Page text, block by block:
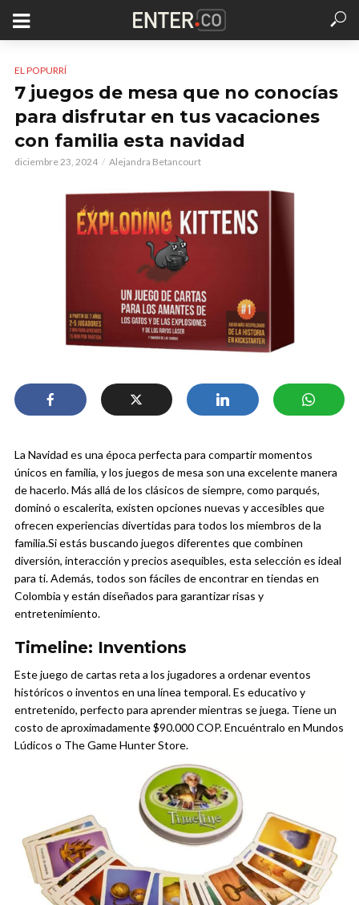
EL POPURRÍ
7 juegos de mesa que no conocías
para disfrutar en tus vacaciones
con familia esta navidad
diciembre 23, 2024 Alejandra Betancourt
La Navidad es una época perfecta para compartir momentos
únicos en familia, y los juegos de mesa son una excelente manera
de hacerlo. Más allá de los clásicos de siempre, como parqués,
dominó o escalerita, existen opciones nuevas y accesibles que
ofrecen experiencias divertidas para todos los miembros de la
familia.Si estás buscando juegos diferentes que combinen
diversión, interacción y precios asequibles, esta selección es ideal
para ti. Además, todos son fáciles de encontrar en tiendas en
Colombia y están diseñados para garantizar risas y
entretenimiento.
Timeline: Inventions
Este juego de cartas reta a los jugadores a ordenar eventos
históricos o inventos en una línea temporal. Es educativo y
entretenido, perfecto para aprender mientras se juega. Tiene un
costo de aproximadamente $90.000 COP. Encuéntralo en Mundos
Lúdicos o The Game Hunter Store.